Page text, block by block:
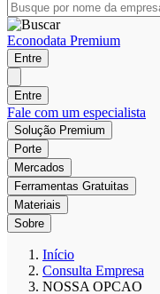
Econodata Premium
Entre
Entre
Fale com um especialista
Solução Premium
Porte
Mercados
Ferramentas Gratuitas
Materiais
Sobre
Início
Consulta Empresa
NOSSA OPCAO